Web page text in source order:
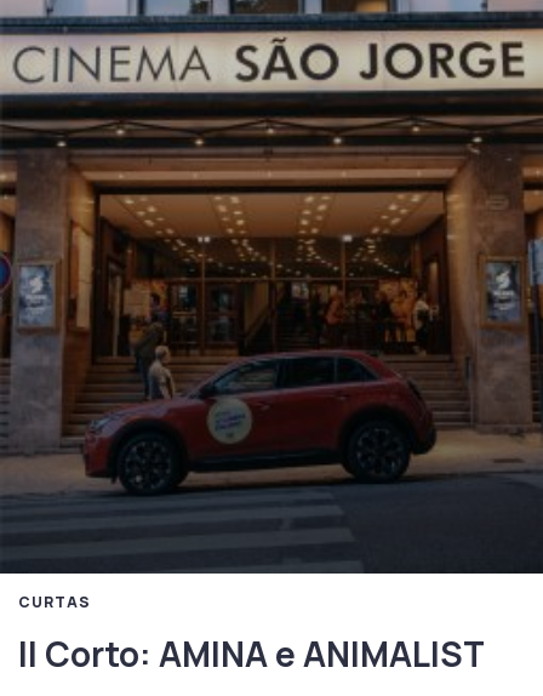
CURTAS
Il Corto: AMINA e ANIMALIST